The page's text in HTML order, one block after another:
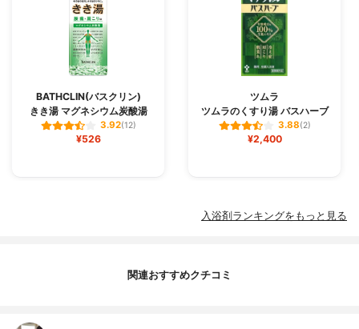
BATHCLIN(バスクリン)
きき湯 マグネシウム炭酸湯
3.92(12)
¥526
ツムラ
ツムラのくすり湯 バスハーブ
3.88(2)
¥2,400
入浴剤ランキングをもっと見る
関連おすすめクチコミ